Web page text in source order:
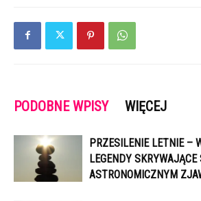
PODOBNE WPISY WIĘCEJ
PRZESILENIE LETNIE –
LEGENDY
ASTRONOMICZNYM